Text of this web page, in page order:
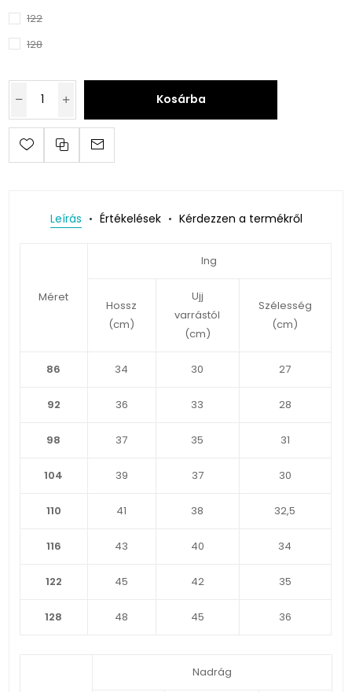
122
128
Kosárba
Leírás Értékelések Kérdezzen a termékről
Méret
Ing
Hossz
(cm)
Ujj
varrástól
(cm)
Szélesség
(cm)
86 34 30 27
92 36 33 28
98 37 35 31
104 39 37 30
110 41 38 32,5
116 43 40 34
122 45 42 35
128 48 45 36
Nadrág